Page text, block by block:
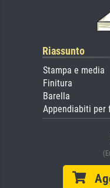
Riassunto
Stampa e media
Finitura
Barella
Appendiabiti per